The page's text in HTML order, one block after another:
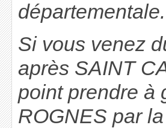
départementale.
Si vous venez
après SAINT
point prendre à
ROGNES par